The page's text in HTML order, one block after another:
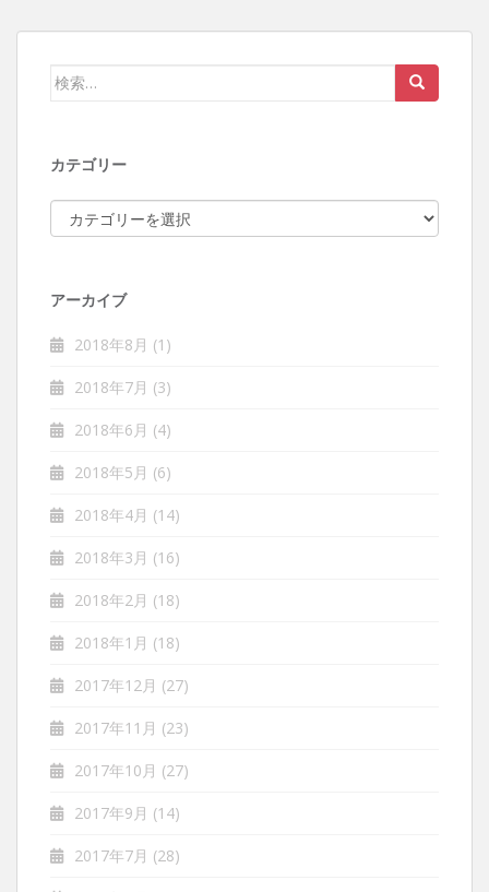
検索:
カテゴリー
カテゴリー
アーカイブ
2018年8月 (1)
2018年7月 (3)
2018年6月 (4)
2018年5月 (6)
2018年4月 (14)
2018年3月 (16)
2018年2月 (18)
2018年1月 (18)
2017年12月 (27)
2017年11月 (23)
2017年10月 (27)
2017年9月 (14)
2017年7月 (28)